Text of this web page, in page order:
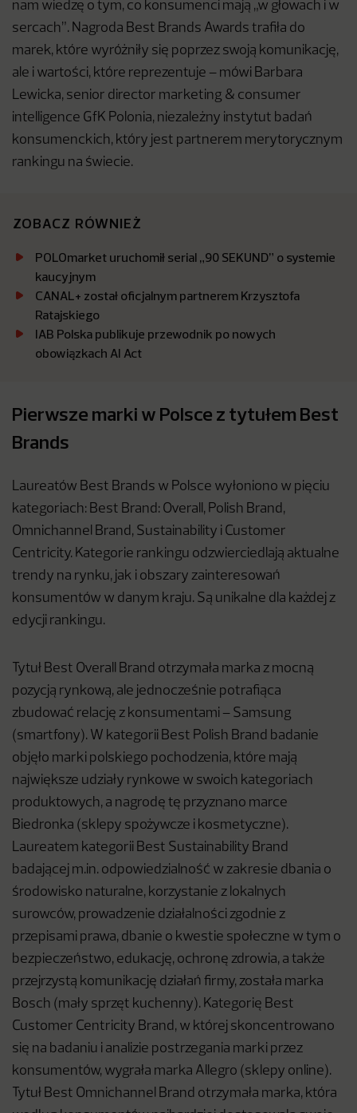
nam wiedzę o tym, co konsumenci mają „w głowach i w
sercach”. Nagroda Best Brands Awards trafiła do
marek, które wyróżniły się poprzez swoją komunikację,
ale i wartości, które reprezentuje – mówi Barbara
Lewicka, senior director marketing & consumer
intelligence GfK Polonia, niezależny instytut badań
konsumenckich, który jest partnerem merytorycznym
rankingu na świecie.
ZOBACZ RÓWNIEŻ
POLOmarket uruchomił serial „90 SEKUND” o systemie
kaucyjnym
CANAL+ został oficjalnym partnerem Krzysztofa
Ratajskiego
IAB Polska publikuje przewodnik po nowych
obowiązkach AI Act
Pierwsze marki w Polsce z tytułem Best
Brands
Laureatów Best Brands w Polsce wyłoniono w pięciu
kategoriach: Best Brand: Overall, Polish Brand,
Omnichannel Brand, Sustainability i Customer
Centricity. Kategorie rankingu odzwierciedlają aktualne
trendy na rynku, jak i obszary zainteresowań
konsumentów w danym kraju. Są unikalne dla każdej z
edycji rankingu.
Tytuł Best Overall Brand otrzymała marka z mocną
pozycją rynkową, ale jednocześnie potrafiąca
zbudować relację z konsumentami – Samsung
(smartfony). W kategorii Best Polish Brand badanie
objęło marki polskiego pochodzenia, które mają
największe udziały rynkowe w swoich kategoriach
produktowych, a nagrodę tę przyznano marce
Biedronka (sklepy spożywcze i kosmetyczne).
Laureatem kategorii Best Sustainability Brand
badającej m.in. odpowiedzialność w zakresie dbania o
środowisko naturalne, korzystanie z lokalnych
surowców, prowadzenie działalności zgodnie z
przepisami prawa, dbanie o kwestie społeczne w tym o
bezpieczeństwo, edukację, ochronę zdrowia, a także
przejrzystą komunikację działań firmy, została marka
Bosch (mały sprzęt kuchenny). Kategorię Best
Customer Centricity Brand, w której skoncentrowano
się na badaniu i analizie postrzegania marki przez
konsumentów, wygrała marka Allegro (sklepy online).
Tytuł Best Omnichannel Brand otrzymała marka, która